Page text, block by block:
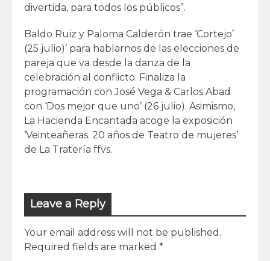
divertida, para todos los públicos”.
Baldo Ruiz y Paloma Calderón trae ‘Cortejo’
(25 julio)’ para hablarnos de las elecciones de
pareja que va desde la danza de la
celebración al conflicto. Finaliza la
programación con José Vega & Carlos Abad
con ‘Dos mejor que uno’ (26 julio). Asimismo,
La Hacienda Encantada acoge la exposición
‘Veinteañeras. 20 años de Teatro de mujeres’
de La Tratería ffvs.
Leave a Reply
Your email address will not be published.
Required fields are marked *